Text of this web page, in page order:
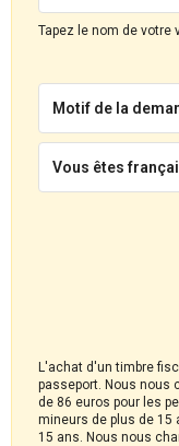
Tapez le nom de
Motif de la
Vous êtes
L'achat d'un timbre
passeport. Nous nous
de 86 euros pour les
mineurs de plus de 15
15 ans. Nous nous